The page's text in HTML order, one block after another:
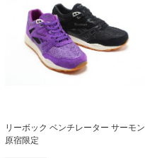
リーボック ベンチレーター サーモン
原宿限定